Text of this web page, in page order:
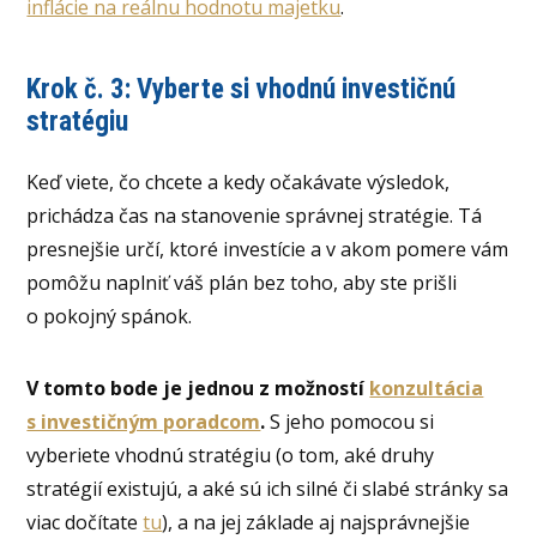
inflácie na reálnu hodnotu majetku.
Krok č. 3: Vyberte si vhodnú investičnú
stratégiu
Keď viete, čo chcete a kedy očakávate výsledok,
prichádza čas na stanovenie správnej stratégie. Tá
presnejšie určí, ktoré investície a v akom pomere vám
pomôžu naplniť váš plán bez toho, aby ste prišli
o pokojný spánok.
V tomto bode je jednou z možností konzultácia
s investičným poradcom.S jeho pomocou si
vyberiete vhodnú stratégiu (o tom, aké druhy
stratégií existujú, a aké sú ich silné či slabé stránky sa
viac dočítatetu), a na jej základe aj najsprávnejšie